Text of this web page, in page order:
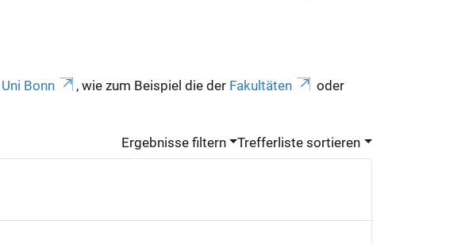
Uni Bonn , wie zum Beispiel die der Fakultäten
oder
Ergebnisse filtern Trefferliste sortieren